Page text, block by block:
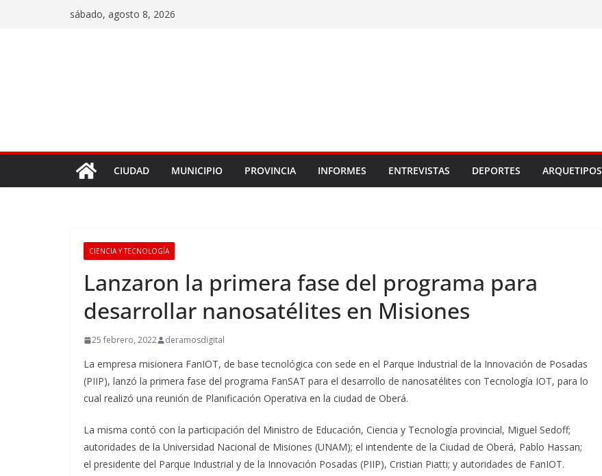
sábado, agosto 8, 2026
CIUDAD MUNICIPIO PROVINCIA INFORMES ENTREVISTAS DEPORTES ARQUETIPOS
CIENCIA Y TECNOLOGÍA
Lanzaron la primera fase del programa para
desarrollar nanosatélites en Misiones
25 febrero, 2022 deramosdigital
La empresa misionera FanIOT, de base tecnológica con sede en el Parque Industrial de la Innovación de Posadas
(PIIP), lanzó la primera fase del programa FanSAT para el desarrollo de nanosatélites con Tecnología IOT, para lo
cual realizó una reunión de Planificación Operativa en la ciudad de Oberá.
La misma contó con la participación del Ministro de Educación, Ciencia y Tecnología provincial, Miguel Sedoff;
autoridades de la Universidad Nacional de Misiones (UNAM); el intendente de la Ciudad de Oberá, Pablo Hassan;
el presidente del Parque Industrial y de la Innovación Posadas (PIIP), Cristian Piatti; y autoridades de FanIOT.